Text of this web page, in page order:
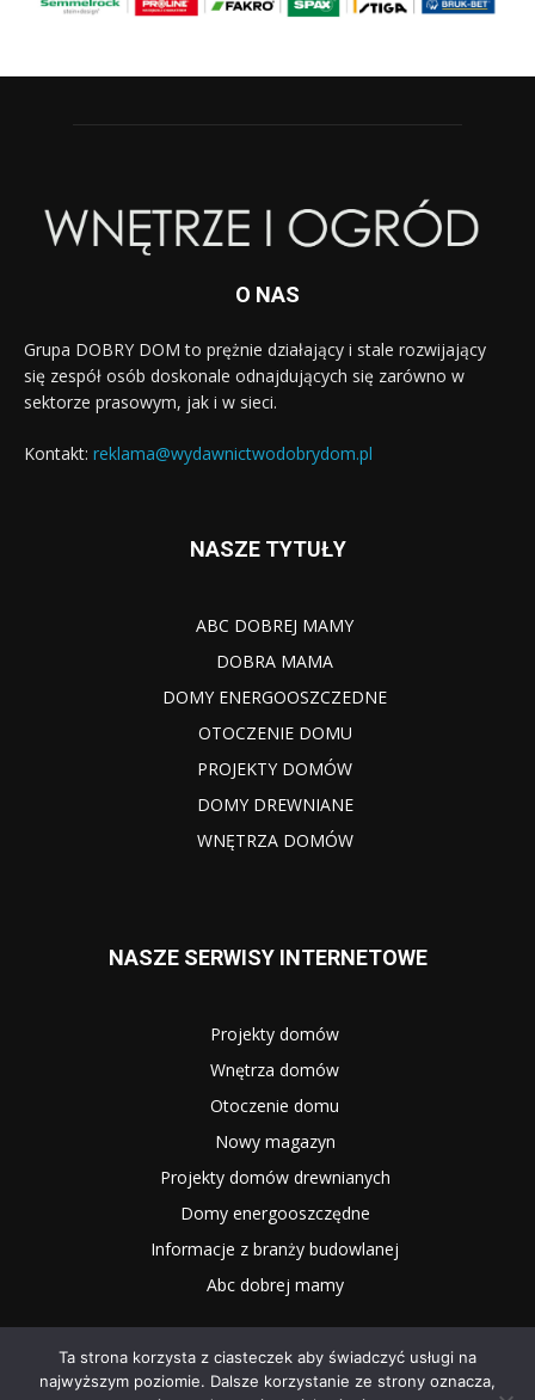
O NAS
Grupa DOBRY DOM to prężnie działający i stale rozwijający
się zespół osób doskonale odnajdujących się zarówno w
sektorze prasowym, jak i w sieci.
Kontakt: reklama@wydawnictwodobrydom.pl
NASZE TYTUŁY
ABC DOBREJ MAMY
DOBRA MAMA
DOMY ENERGOOSZCZEDNE
OTOCZENIE DOMU
PROJEKTY DOMÓW
DOMY DREWNIANE
WNĘTRZA DOMÓW
NASZE SERWISY INTERNETOWE
Projekty domów
Wnętrza domów
Otoczenie domu
Nowy magazyn
Projekty domów drewnianych
Domy energooszczędne
Informacje z branży budowlanej
Abc dobrej mamy
Ta strona korzysta z ciasteczek aby świadczyć usługi na
najwyższym poziomie. Dalsze korzystanie ze strony oznacza,